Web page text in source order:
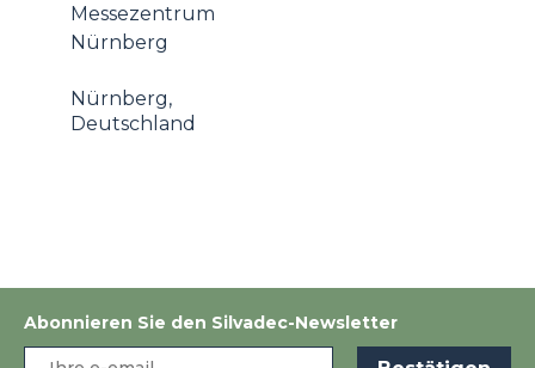
Messezentrum
Nürnberg
Nürnberg,
Deutschland
Abonnieren Sie den Silvadec-Newsletter